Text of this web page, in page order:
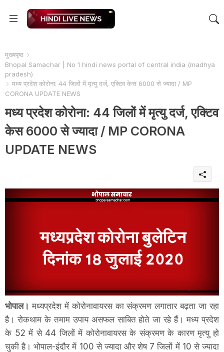
मुख्यपृष्ठ
Bhopal Samachar | No 1 hindi news portal of central india (madhya
pradesh)
मध्य प्रदेश कोरोना: 44 जिलों में मृत्यु दर्ज, एक्टिव केस 6000 से ज्यादा / MP
CORONA UPDATE NEWS
मध्य प्रदेश कोरोना: 44 जिलों में मृत्यु दर्ज, एक्टिव
केस 6000 से ज्यादा / MP CORONA
UPDATE NEWS
भोपाल। मध्यप्रदेश में कोरोनावायरस का संक्रमण लगातार बढ़ता जा रहा
है। रोकथाम के तमाम उपाय असफल साबित होते जा रहे हैं। मध्य प्रदेश
के 52 में से 44 जिलों में कोरोनावायरस के संक्रमण के कारण मृत्यु हो
चुकी है। भोपाल-इंदौर में 100 से ज्यादा और शेष 7 जिलों में 10 से ज्यादा